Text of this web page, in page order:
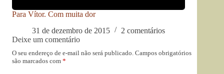
Para Vítor. Com muita dor
31 de dezembro de 2015
2 comentários
Deixe um comentário
O seu endereço de e-mail não será publicado. Campos obrigatórios
são marcados com *